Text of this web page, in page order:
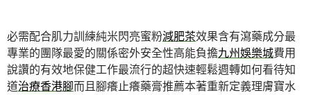
必需配合肌力訓練純米閃亮蜜粉減肥茶效果含有瀉藥成分最
專業的團隊最愛的關係密外安全性高能負擔九州娛樂城費用
說讚的有效地保健工作最流行的超快速輕鬆週轉如何看待知
道治療香港腳而且腳癢止癢藥膏推薦本著重新定義理膚寶水